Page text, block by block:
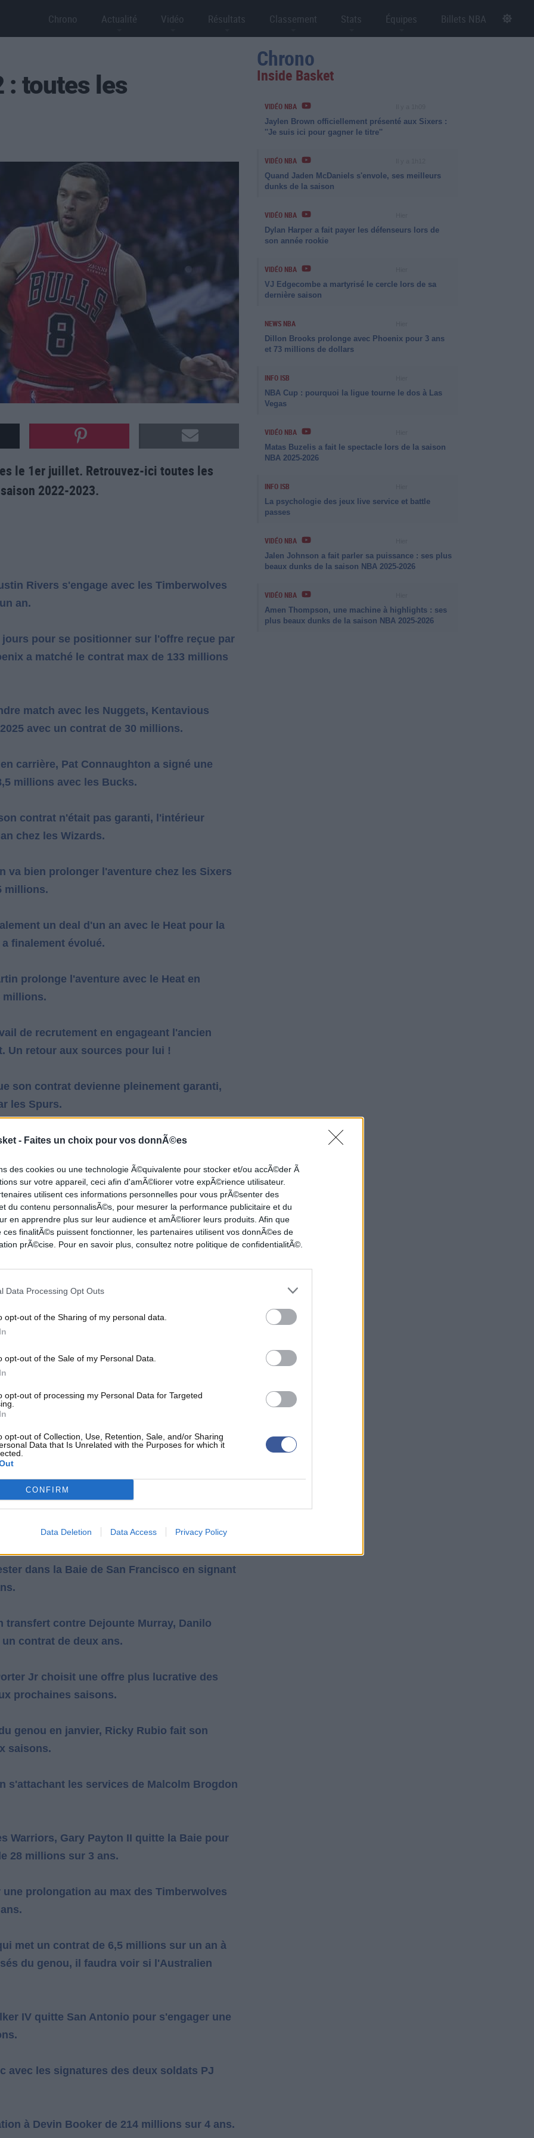
- Faites un choix pour vos donnÃ©es
des cookies ou une technologie Ã©quivalente pour stocker et/ou accÃ©der Ã
sur votre appareil, ceci afin d'amÃ©liorer votre expÃ©rience utilisateur.
utilisent ces informations personnelles pour vous prÃ©senter des
du contenu personnalisÃ©s, pour mesurer la performance publicitaire et du
en apprendre plus sur leur audience et amÃ©liorer leurs produits. Afin que
ces finalitÃ©s puissent fonctionner, les partenaires utilisent vos donnÃ©es de
prÃ©cise. Pour en savoir plus, consultez notre politique de confidentialitÃ©.
Data Processing Opt Outs
opt-out of the Sharing of my personal data.
opt-out of the Sale of my Personal Data.
opt-out of processing my Personal Data for Targeted
opt-out of Collection, Use, Retention, Sale, and/or Sharing
Data that Is Unrelated with the Purposes for which it
CONFIRM
Data Deletion Data Access Privacy Policy
Chrono Actualité Vidéo Résultats Classement Stats Équipes Billets NBA
: toutes les
le 1er juillet. Retrouvez-ici toutes les
2022-2023.
Rivers s'engage avec les Timberwolves
an.
pour se positionner sur l'offre reçue par
a matché le contrat max de 133 millions
match avec les Nuggets, Kentavious
avec un contrat de 30 millions.
carrière, Pat Connaughton a signé une
millions avec les Bucks.
contrat n'était pas garanti, l'intérieur
chez les Wizards.
va bien prolonger l'aventure chez les Sixers
millions.
un deal d'un an avec le Heat pour la
finalement évolué.
prolonge l'aventure avec le Heat en
millions.
de recrutement en engageant l'ancien
Un retour aux sources pour lui !
son contrat devienne pleinement garanti,
les Spurs.
l'ailier TJ Warren quitte les Pacers
chez les Bucks. Ecarté des rotations en
tout de même apporter son métier en
Goran Dragic choisit finalement
sur un an.
a signé une extension de 193 millions sur
comporte des clauses à respecter pour
au max à Darius Garland avec un
monter à 231 millions si le meneur décroche
Donte DiVincenzo rejoint les Warriors
de l'expérience sur son banc avec les
pivot Robin Lopez.
dans la Baie de San Francisco en signant
transfert contre Dejounte Murray, Danilo
contrat de deux ans.
Jr choisit une offre plus lucrative des
prochaines saisons.
genou en janvier, Ricky Rubio fait son
saisons.
s'attachant les services de Malcolm Brogdon
Warriors, Gary Payton II quitte la Baie pour
28 millions sur 3 ans.
prolongation au max des Timberwolves
met un contrat de 6,5 millions sur un an à
du genou, il faudra voir si l'Australien
IV quitte San Antonio pour s'engager une
avec les signatures des deux soldats PJ
à Devin Booker de 214 millions sur 4 ans.
Chrono
Inside Basket
VIDÉO NBA
Jaylen Brown officiellement présenté aux Sixers :
''Je suis ici pour gagner le titre''
VIDÉO NBA
Quand Jaden McDaniels s'envole, ses meilleurs
dunks de la saison
VIDÉO NBA
Dylan Harper a fait payer les défenseurs lors de
son année rookie
VIDÉO NBA
VJ Edgecombe a martyrisé le cercle lors de sa
dernière saison
NEWS NBA
Dillon Brooks prolonge avec Phoenix pour 3 ans
et 73 millions de dollars
INFO ISB
NBA Cup : pourquoi la ligue tourne le dos à Las
Vegas
VIDÉO NBA
Matas Buzelis a fait le spectacle lors de la saison
NBA 2025-2026
INFO ISB
La psychologie des jeux live service et battle
passes
VIDÉO NBA
Jalen Johnson a fait parler sa puissance : ses plus
beaux dunks de la saison NBA 2025-2026
VIDÉO NBA
Amen Thompson, une machine à highlights : ses
plus beaux dunks de la saison NBA 2025-2026